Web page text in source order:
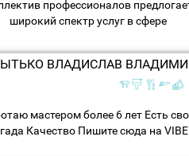
профессионалов
широкий спектр услуг в сфере
в реальность ваши
на себя закупку, доставку...
мастером более 6 лет Есть
Качество Пишите сюда на